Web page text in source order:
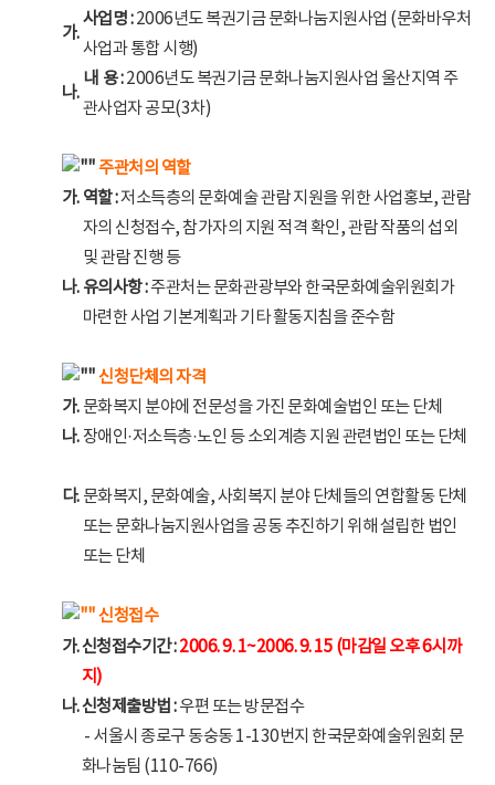
가.
사업명 :2006년도 복권기금 문화나눔지원사업 (문화바우처
사업과 통합 시행)
나.
내 용 :2006년도 복권기금 문화나눔지원사업 울산지역 주
관사업자 공모(3차)
주관처의 역할
가. 역할 :저소득층의 문화예술 관람 지원을 위한 사업홍보, 관람
자의 신청접수, 참가자의 지원 적격 확인, 관람 작품의 섭외
및 관람 진행 등
나. 유의사항 :주관처는 문화관광부와 한국문화예술위원회가
마련한 사업 기본계획과 기타 활동지침을 준수함
신청단체의 자격
가. 문화복지 분야에 전문성을 가진 문화예술법인 또는 단체
나. 장애인·저소득층·노인 등 소외계층 지원 관련법인 또는 단체
다. 문화복지, 문화예술, 사회복지 분야 단체들의 연합활동 단체
또는 문화나눔지원사업을 공동 추진하기 위해 설립한 법인
또는 단체
신청접수
가.신청접수기간 :2006. 9. 1~2006. 9. 15 (마감일 오후 6시까
지)
나.신청제출방법 :우편 또는 방문접수
- 서울시 종로구 동숭동 1-130번지 한국문화예술위원회 문
화나눔팀 (110-766)